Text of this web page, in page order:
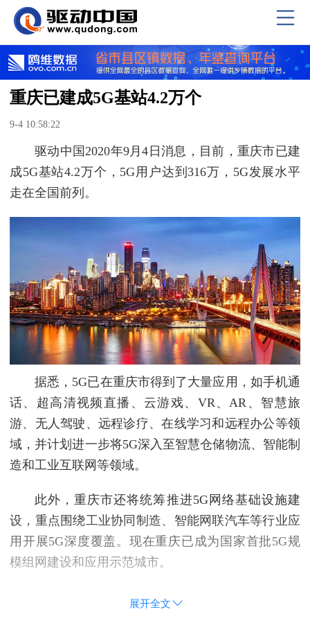
重庆已建成5G基站4.2万个
9-4 10:58:22
驱动中国2020年9月4日消息，目前，重庆市已建
成5G基站4.2万个，5G用户达到316万，5G发展水平
走在全国前列。
据悉，5G已在重庆市得到了大量应用，如手机通
话、超高清视频直播、云游戏、VR、AR、智慧旅
游、无人驾驶、远程诊疗、在线学习和远程办公等领
域，并计划进一步将5G深入至智慧仓储物流、智能制
造和工业互联网等领域。
此外，重庆市还将统筹推进5G网络基础设施建
设，重点围绕工业协同制造、智能网联汽车等行业应
用开展5G深度覆盖。现在重庆已成为国家首批5G规
模组网建设和应用示范城市。
展开全文